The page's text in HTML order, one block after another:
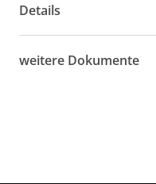
Details
weitere Dokumente